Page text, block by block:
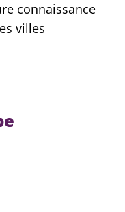
connaissance
villes